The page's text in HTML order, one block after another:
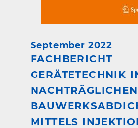
September 2022
FACHBERICHT
GERÄTETECHNIK
NACHTRÄGLICHEN
MITTELS